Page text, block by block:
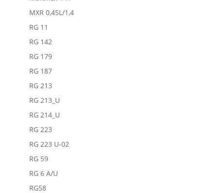
MXR 0,45L/1,4
RG 11
RG 142
RG 179
RG 187
RG 213
RG 213_U
RG 214_U
RG 223
RG 223 U-02
RG 59
RG 6 A/U
RG58